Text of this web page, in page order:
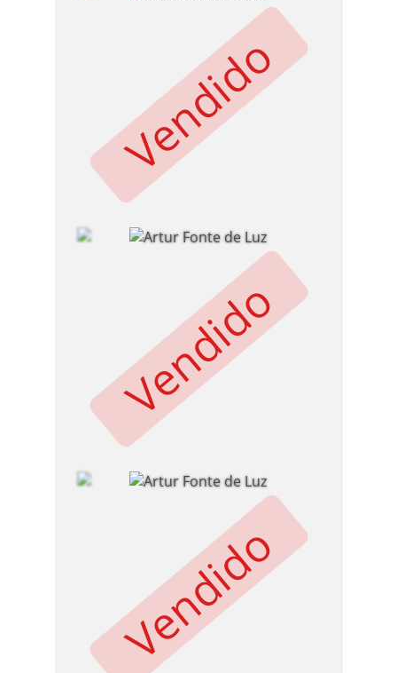
Vendido
Vendido
Vendido